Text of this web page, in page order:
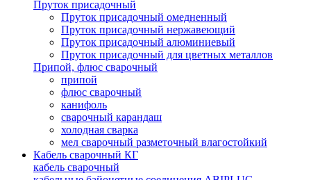
Пруток присадочный
Пруток присадочный омедненный
Пруток присадочный нержавеющий
Пруток присадочный алюминиевый
Пруток присадочный для цветных металлов
Припой, флюс сварочный
припой
флюс сварочный
канифоль
сварочный карандаш
холодная сварка
мел сварочный разметочный влагостойкий
Кабель сварочный КГ
кабель сварочный